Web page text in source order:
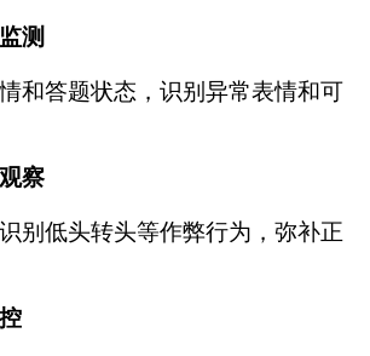
测
和答题状态，识别异常表情和可
察
别低头转头等作弊行为，弥补正